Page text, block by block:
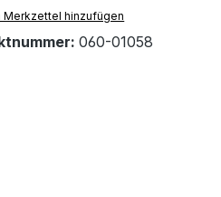
Merkzettel hinzufügen
060-01058